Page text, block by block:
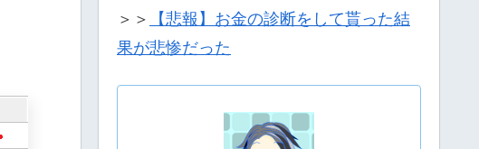
＞＞
【悲報】お金の診断をして貰った結
果が悲惨だった